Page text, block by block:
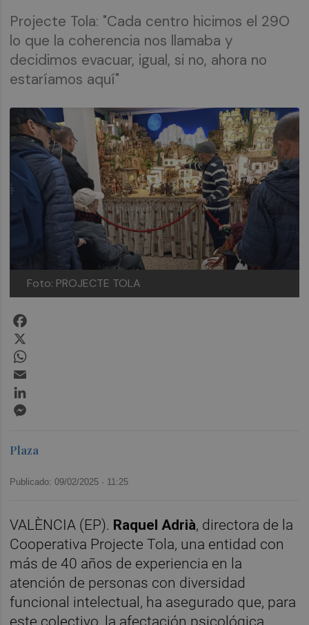
Projecte Tola: "Cada centro hicimos el 29O
lo que la coherencia nos llamaba y
decidimos evacuar, igual, si no, ahora no
estaríamos aquí"
Foto: PROJECTE TOLA
Plaza
Publicado: 09/02/2025 · 11:25
VALÈNCIA (EP). Raquel Adrià, directora de la
Cooperativa Projecte Tola, una entidad con
más de 40 años de experiencia en la
atención de personas con diversidad
funcional intelectual, ha asegurado que, para
este colectivo, la afectación psicológica